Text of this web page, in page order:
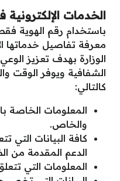
الخدمات الإلكترونية
باستخدام رقم الهوية
معرفة تفاصيل خدماتها
الشفافية ويوفر الوقت
كالتالي:
المعلومات الخاصة
والخاص.
كافة البيانات التي
الدعم المقدمة من
المعلومات التي